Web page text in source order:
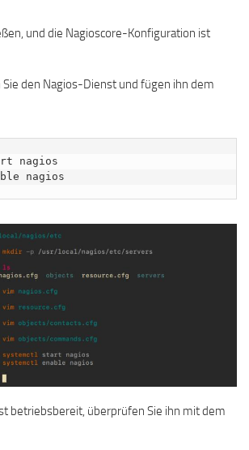
und die Nagioscore-Konfiguration ist
den Nagios-Dienst und fügen ihn dem
nagios
nagios
betriebsbereit, überprüfen Sie ihn mit dem